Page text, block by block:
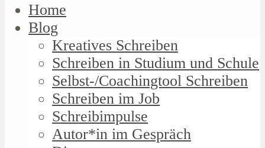
Home
Blog
Kreatives Schreiben
Schreiben in Studium und Schule
Selbst-/Coachingtool Schreiben
Schreiben im Job
Schreibimpulse
Autor*in im Gespräch